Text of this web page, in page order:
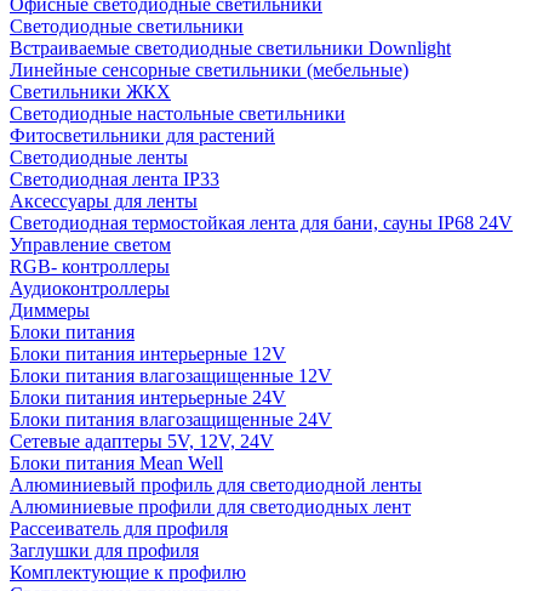
Офисные светодиодные светильники
Светодиодные светильники
Встраиваемые светодиодные светильники Downlight
Линейные сенсорные светильники (мебельные)
Светильники ЖКХ
Светодиодные настольные светильники
Фитосветильники для растений
Светодиодные ленты
Светодиодная лента IP33
Аксессуары для ленты
Светодиодная термостойкая лента для бани, сауны IP68 24V
Управление светом
RGB- контроллеры
Аудиоконтроллеры
Диммеры
Блоки питания
Блоки питания интерьерные 12V
Блоки питания влагозащищенные 12V
Блоки питания интерьерные 24V
Блоки питания влагозащищенные 24V
Сетевые адаптеры 5V, 12V, 24V
Блоки питания Mean Well
Алюминиевый профиль для светодиодной ленты
Алюминиевые профили для светодиодных лент
Рассеиватель для профиля
Заглушки для профиля
Комплектующие к профилю